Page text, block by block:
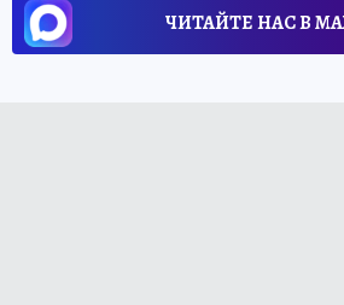
ЧИТАЙТЕ НАС В